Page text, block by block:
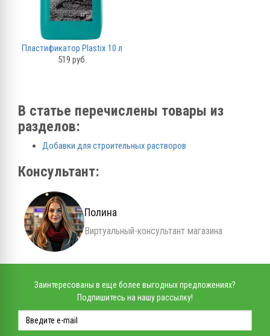
Пластификатор Plastix 10 л
519 руб.
В статье перечислены товары из
разделов:
Добавки для строительных растворов
Консультант:
Полина
Виртуальный-консультант магазина
Заинтересованы в еще более выгодных предложениях?
Подпишитесь на нашу рассылку!